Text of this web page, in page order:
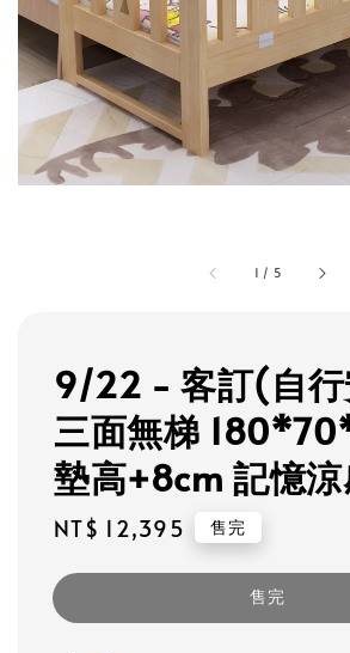
1 / 5
9/22 - 客訂(自
三面無梯
墊高+8cm 記憶
Regular
NT$ 12,395 售完
售完